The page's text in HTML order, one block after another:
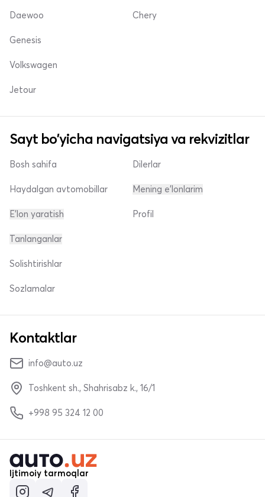
Daewoo Chery
Genesis
Volkswagen
Jetour
Sayt bo'yicha navigatsiya va rekvizitlar
Bosh sahifa
Haydalgan avtomobillar
E'lon yaratish
Dilerlar
Mening e'lonlarim
Profil
Tanlanganlar
Solishtirishlar
Sozlamalar
Kontaktlar
info@auto.uz
Toshkent sh., Shahrisabz k., 16/1
+998 95 324 12 00
Ijtimoiy tarmoqlar